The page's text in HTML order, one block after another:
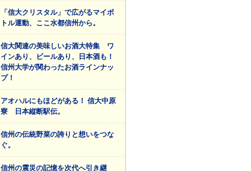
「信大クリスタル」で広がるマイボ
トル運動、ここ水都信州から。
信大関連の美味しいお酒大特集 ワ
インあり、ビールあり、日本酒も！
信州大学が関わったお酒ラインナッ
プ！
アオハルにもほどがある！ 信大中原
寮 日本縦断駅伝。
信州の伝統野菜の誇りと想いをつな
ぐ。
信州の震災の記憶を次代へ引き継